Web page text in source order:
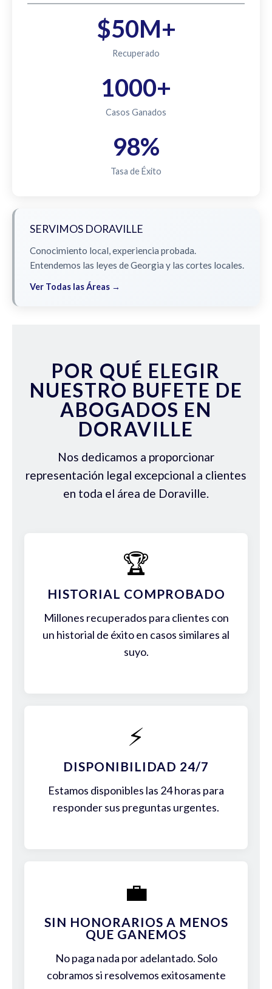
$50M+
Recuperado
1000+
Casos Ganados
98%
Tasa de Éxito
SERVIMOS DORAVILLE
Conocimiento local, experiencia probada.
Entendemos las leyes de Georgia y las cortes locales.
Ver Todas las Áreas →
POR QUÉ ELEGIR
NUESTRO BUFETE DE
ABOGADOS EN
DORAVILLE
Nos dedicamos a proporcionar
representación legal excepcional a clientes
en toda el área de Doraville.
🏆
HISTORIAL COMPROBADO
Millones recuperados para clientes con
un historial de éxito en casos similares al
suyo.
⚡
DISPONIBILIDAD 24/7
Estamos disponibles las 24 horas para
responder sus preguntas urgentes.
💼
SIN HONORARIOS A MENOS
QUE GANEMOS
No paga nada por adelantado. Solo
cobramos si resolvemos exitosamente